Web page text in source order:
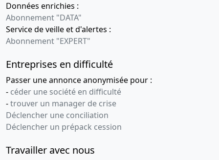
Données enrichies :
Abonnement "DATA"
Service de veille et d'alertes :
Abonnement "EXPERT"
Entreprises en difficulté
Passer une annonce anonymisée pour :
- céder une société en difficulté
-trouver un manager de crise
Déclencher une conciliation
Déclencher un prépack cession
Travailler avec nous